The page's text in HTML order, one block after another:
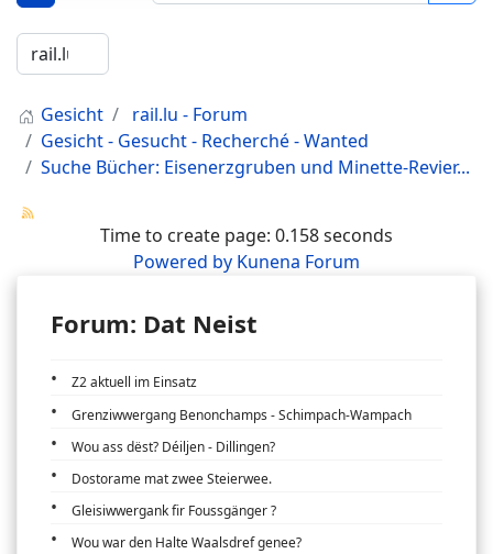
Gesicht
rail.lu - Forum
Gesicht - Gesucht - Recherché - Wanted
Suche Bücher: Eisenerzgruben und Minette-Revier...
Time to create page: 0.158 seconds
Powered by Kunena Forum
Forum: Dat Neist
Z2 aktuell im Einsatz
Grenziwwergang Benonchamps - Schimpach-Wampach
Wou ass dëst? Déiljen - Dillingen?
Dostorame mat zwee Steierwee.
Gleisiwwergank fir Foussgänger ?
Wou war den Halte Waalsdref genee?